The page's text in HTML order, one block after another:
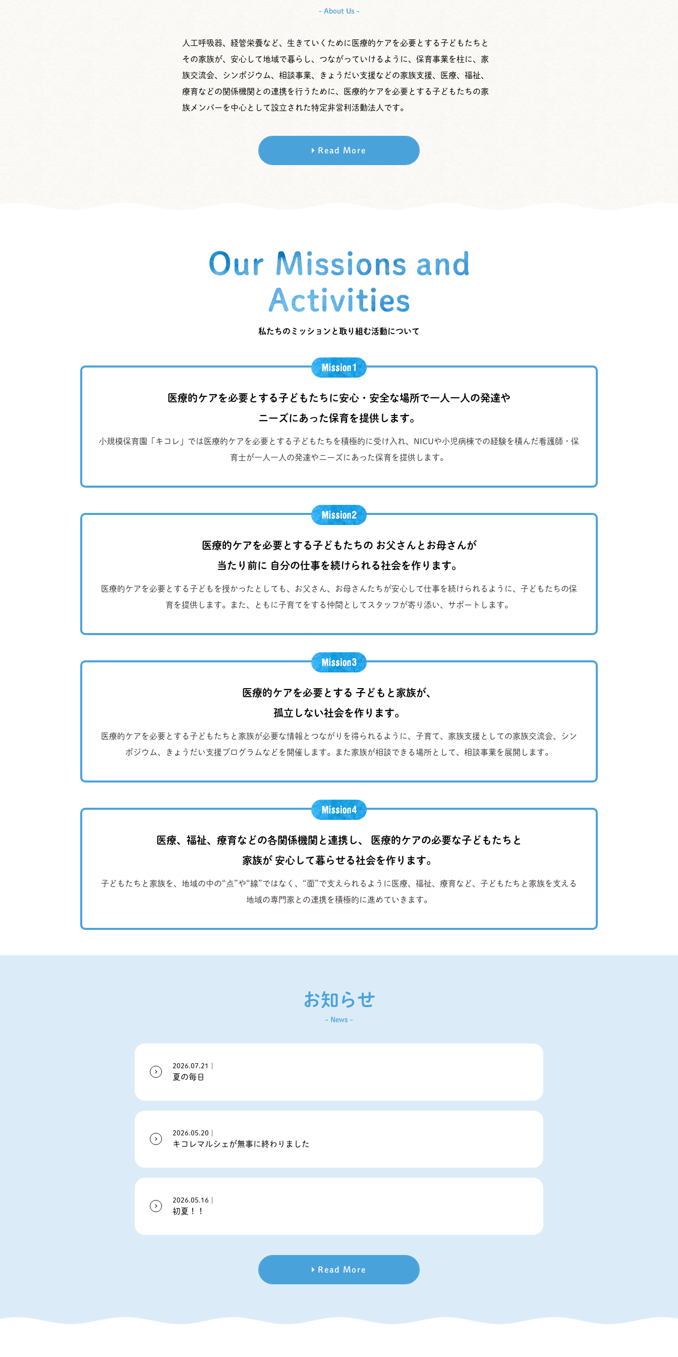
- About Us -
人工呼吸器、経管栄養など、生きていくために医療的ケアを必要とする子どもたちと
その家族が、安心して地域で暮らし、つながっていけるように、保育事業を柱に、家
族交流会、シンポジウム、相談事業、きょうだい支援などの家族支援、医療、福祉、
療育などの関係機関との連携を行うために、医療的ケアを必要とする子どもたちの家
族メンバーを中心として設立された特定非営利活動法人です。
Read More
私たちのミッションと取り組む活動について
医療的ケアを必要とする子どもたちに安心・安全な場所で一人一人の発達や
ニーズにあった保育を提供します。
小規模保育園「キコレ」では医療的ケアを必要とする子どもたちを積極的に受け入れ、NICUや小児病棟での経験を積んだ看護師・保
育士が一人一人の発達やニーズにあった保育を提供します。
医療的ケアを必要とする子どもたちの お父さんとお母さんが
当たり前に 自分の仕事を続けられる社会を作ります。
医療的ケアを必要とする子どもを授かったとしても、お父さん、お母さんたちが安心して仕事を続けられるように、子どもたちの保
育を提供します。また、ともに子育てをする仲間としてスタッフが寄り添い、サポートします。
医療的ケアを必要とする 子どもと家族が、
孤立しない社会を作ります。
医療的ケアを必要とする子どもたちと家族が必要な情報とつながりを得られるように、子育て、家族支援としての家族交流会、シン
ポジウム、きょうだい支援プログラムなどを開催します。また家族が相談できる場所として、相談事業を展開します。
医療、福祉、療育などの各関係機関と連携し、 医療的ケアの必要な子どもたちと
家族が 安心して暮らせる社会を作ります。
子どもたちと家族を、地域の中の“点”や“線”ではなく、“面”で支えられるように医療、福祉、療育など、子どもたちと家族を支える
地域の専門家との連携を積極的に進めていきます。
お知らせ
- News -
2026.07.21｜
夏の毎日
2026.05.20｜
キコレマルシェが無事に終わりました
2026.05.16｜
初夏！！
Read More